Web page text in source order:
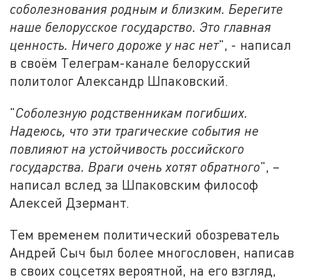
соболезнования родным и близким. Берегите
наше белорусское государство. Это главная
ценность. Ничего дороже у нас нет", - написал
в своём Телеграм-канале белорусский
политолог Александр Шпаковский.
"Соболезную родственникам погибших.
Надеюсь, что эти трагические события не
повлияют на устойчивость российского
государства. Враги очень хотят обратного", –
написал вслед за Шпаковским философ
Алексей Дзермант.
Тем временем политический обозреватель
Андрей Сыч был более многословен, написав
в своих соцсетях вероятной, на его взгляд,